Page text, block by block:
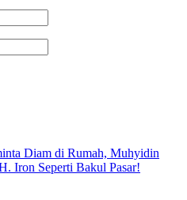
Diam di Rumah, Muhyidin
Iron Seperti Bakul Pasar!